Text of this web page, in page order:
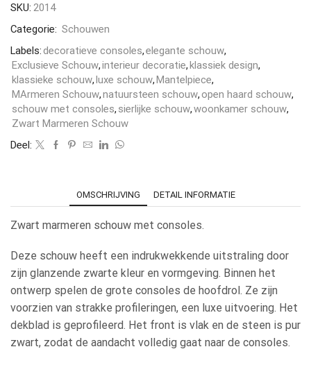
SKU: 2014
Categorie: Schouwen
Labels:decoratieve consoles,elegante schouw,
Exclusieve Schouw,interieur decoratie,klassiek design,
klassieke schouw,luxe schouw,Mantelpiece,
MArmeren Schouw,natuursteen schouw, open haard schouw,
schouw met consoles, sierlijke schouw,woonkamer schouw,
Zwart Marmeren Schouw
Deel:
OMSCHRIJVING DETAIL INFORMATIE
Zwart marmeren schouw met consoles.
Deze schouw heeft een indrukwekkende uitstraling door
zijn glanzende zwarte kleur en vormgeving. Binnen het
ontwerp spelen de grote consoles de hoofdrol. Ze zijn
voorzien van strakke profileringen, een luxe uitvoering. Het
dekblad is geprofileerd. Het front is vlak en de steen is pur
zwart, zodat de aandacht volledig gaat naar de consoles.